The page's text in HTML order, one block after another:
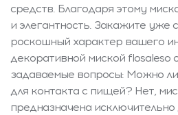
средств. Благодаря этому
и элегантность. Закажите уже
роскошный характер вашего
декоративной миской flosaleso
задаваемые вопросы: Можно
для контакта с пищей? Нет,
предназначена